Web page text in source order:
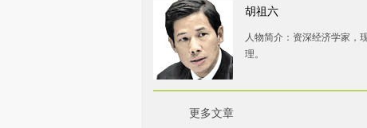
胡祖六
人物简介：资深经济学家，
理。
更多文章